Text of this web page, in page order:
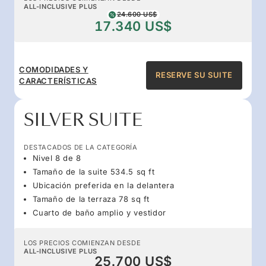
ALL-INCLUSIVE PLUS
24.600 US$
17.340 US$
COMODIDADES Y
CARACTERÍSTICAS
RESERVE SU SUITE
SILVER SUITE
DESTACADOS DE LA CATEGORÍA
Nivel 8 de 8
Tamaño de la suite 534.5 sq ft
Ubicación preferida en la delantera
Tamaño de la terraza 78 sq ft
Cuarto de baño amplio y vestidor
LOS PRECIOS COMIENZAN DESDE
ALL-INCLUSIVE PLUS
25.700 US$